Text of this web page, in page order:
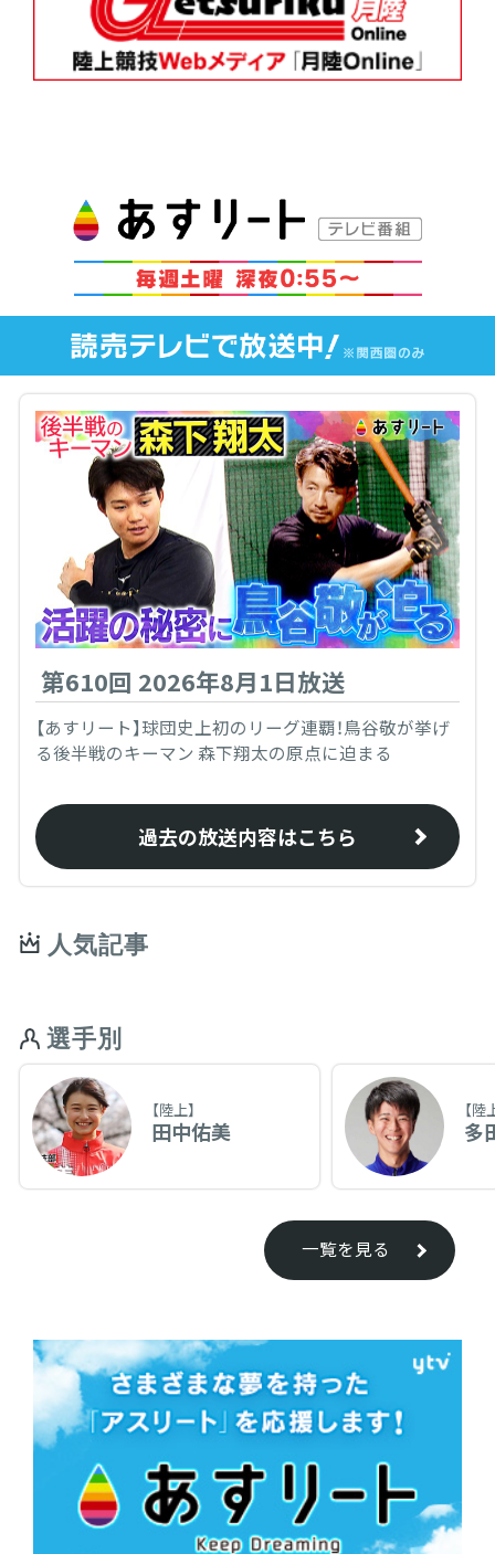
第610回 2026年8月1日放送
【あすリート】球団史上初のリーグ連覇！鳥谷敬が挙げ
る後半戦のキーマン 森下翔太の原点に迫まる
過去の放送内容はこちら
人気記事
選手別
【陸上】
田中佑美
【陸
多
一覧を見る